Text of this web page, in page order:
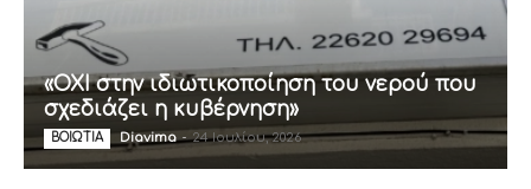
«ΟΧΙ στην ιδιωτικοποίηση του νερού που
σχεδιάζει η κυβέρνηση»
ΒΟΙΩΤΙΑ Diavima - 24 Ιουλίου, 2026